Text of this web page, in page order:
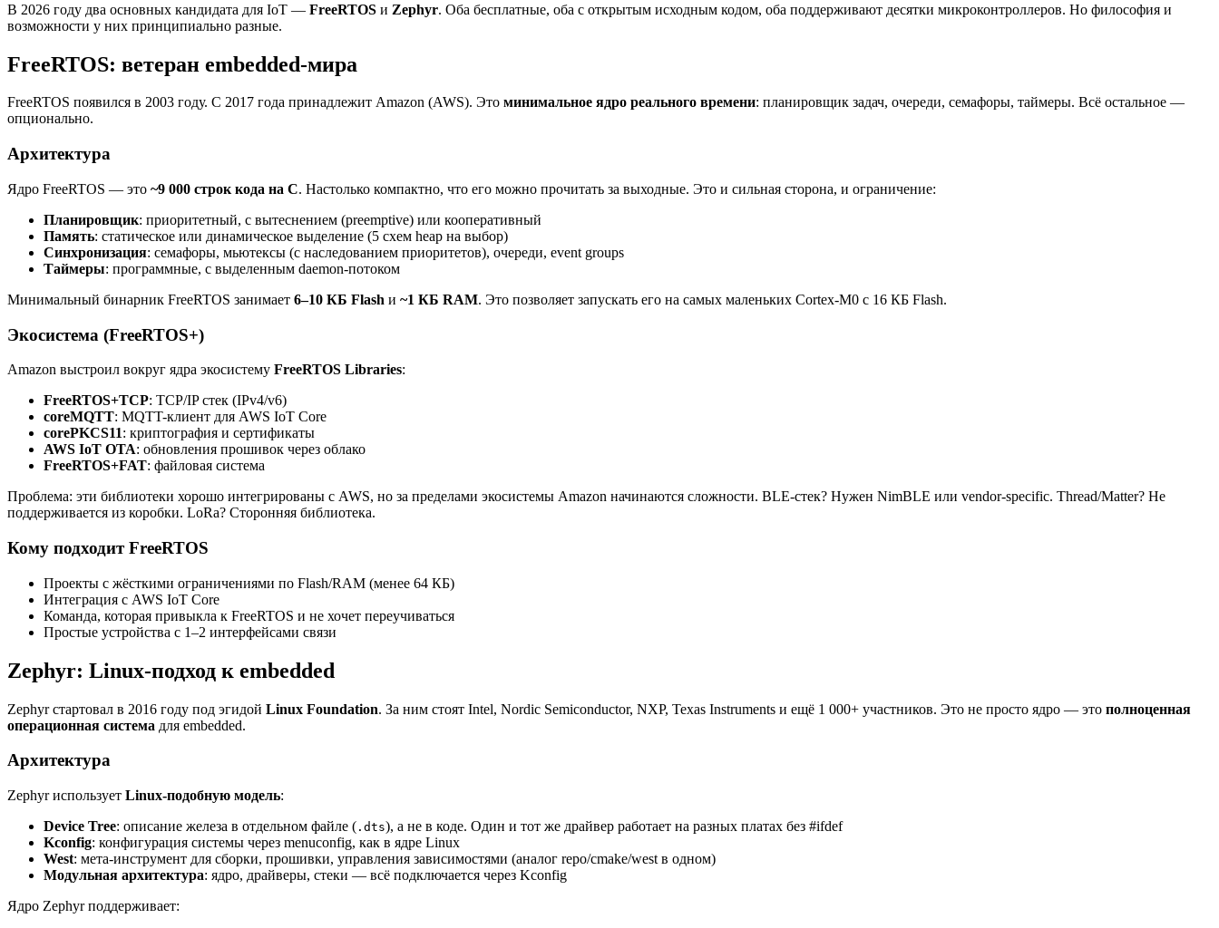
В 2026 году два основных кандидата для IoT — FreeRTOS и Zephyr. Оба бесплатные, оба с открытым исходным кодом, оба поддерживают десятки микроконтроллеров. Но философия и
возможности у них принципиально разные.
FreeRTOS: ветеран embedded-мира
FreeRTOS появился в 2003 году. С 2017 года принадлежит Amazon (AWS). Это минимальное ядро реального времени: планировщик задач, очереди, семафоры, таймеры. Всё остальное —
опционально.
Архитектура
Ядро FreeRTOS — это ~9 000 строк кода на C. Настолько компактно, что его можно прочитать за выходные. Это и сильная сторона, и ограничение:
Планировщик: приоритетный, с вытеснением (preemptive) или кооперативный
Память: статическое или динамическое выделение (5 схем heap на выбор)
Синхронизация: семафоры, мьютексы (с наследованием приоритетов), очереди, event groups
Таймеры: программные, с выделенным daemon-потоком
Минимальный бинарник FreeRTOS занимает 6–10 КБ Flash и ~1 КБ RAM. Это позволяет запускать его на самых маленьких Cortex-M0 с 16 КБ Flash.
Экосистема (FreeRTOS+)
Amazon выстроил вокруг ядра экосистему FreeRTOS Libraries:
FreeRTOS+TCP: TCP/IP стек (IPv4/v6)
coreMQTT: MQTT-клиент для AWS IoT Core
corePKCS11: криптография и сертификаты
AWS IoT OTA: обновления прошивок через облако
FreeRTOS+FAT: файловая система
Проблема: эти библиотеки хорошо интегрированы с AWS, но за пределами экосистемы Amazon начинаются сложности. BLE-стек? Нужен NimBLE или vendor-specific. Thread/Matter? Не
поддерживается из коробки. LoRa? Сторонняя библиотека.
Кому подходит FreeRTOS
Проекты с жёсткими ограничениями по Flash/RAM (менее 64 КБ)
Интеграция с AWS IoT Core
Команда, которая привыкла к FreeRTOS и не хочет переучиваться
Простые устройства с 1–2 интерфейсами связи
Zephyr: Linux-подход к embedded
Zephyr стартовал в 2016 году под эгидой Linux Foundation. За ним стоят Intel, Nordic Semiconductor, NXP, Texas Instruments и ещё 1 000+ участников. Это не просто ядро — это полноценная
операционная система для embedded.
Архитектура
Zephyr использует Linux-подобную модель:
Device Tree: описание железа в отдельном файле ( .dts), а не в коде. Один и тот же драйвер работает на разных платах без #ifdef
Kconfig: конфигурация системы через menuconfig, как в ядре Linux
West: мета-инструмент для сборки, прошивки, управления зависимостями (аналог repo/cmake/west в одном)
Модульная архитектура: ядро, драйверы, стеки — всё подключается через Kconfig
Ядро Zephyr поддерживает: